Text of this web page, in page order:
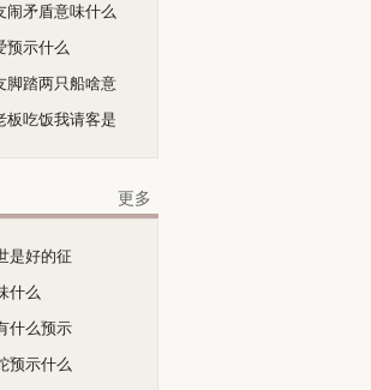
闹矛盾意味什么
预示什么
脚踏两只船啥意
板吃饭我请客是
更多
是好的征
什么
什么预示
预示什么